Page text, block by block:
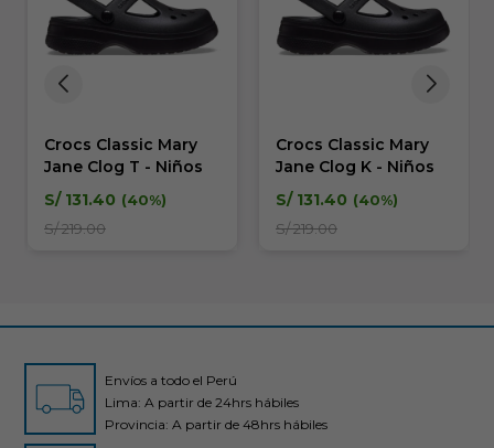
Crocs Classic Mary
Jane Clog T - Niños
S/ 131.40
40
S/219.00
Crocs Classic Mary
Jane Clog K - Niños
S/ 131.40
40
S/219.00
Envíos a todo el Perú
Lima: A partir de 24hrs hábiles
Provincia: A partir de 48hrs hábiles